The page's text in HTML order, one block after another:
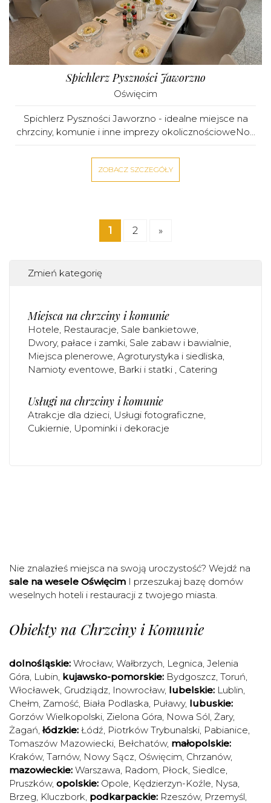
Spichlerz Pyszności Jaworzno
Oświęcim
Spichlerz Pyszności Jaworzno - idealne miejsce na
chrzciny, komunie i inne imprezy okolicznościoweNo...
ZOBACZ SZCZEGÓŁY
1 2 »
Zmień kategorię
Miejsca na chrzciny i komunie
Hotele Restauracje Sale bankietowe
Dwory, pałace i zamki Sale zabaw i bawialnie
Miejsca plenerowe Agroturystyka i siedliska
Namioty eventowe Barki i statki Catering
Usługi na chrzciny i komunie
Atrakcje dla dzieci Usługi fotograficzne
Cukiernie Upominki i dekoracje
Nie znalazłeś miejsca na swoją uroczystość? Wejdź na
sale na wesele Oświęcim I przeszukaj bazę domów
weselnych hoteli i restauracji z twojego miasta.
Obiekty na Chrzciny i Komunie
dolnośląskie: Wrocław, Wałbrzych, Legnica, Jelenia
Góra, Lubin, kujawsko-pomorskie: Bydgoszcz, Toruń,
Włocławek, Grudziądz, Inowrocław, lubelskie: Lublin,
Chełm, Zamość, Biała Podlaska, Puławy, lubuskie:
Gorzów Wielkopolski, Zielona Góra, Nowa Sól, Żary,
Żagań, łódzkie: Łódź, Piotrków Trybunalski, Pabianice,
Tomaszów Mazowiecki, Bełchatów, małopolskie:
Kraków, Tarnów, Nowy Sącz, Oświęcim, Chrzanów,
mazowieckie: Warszawa, Radom, Płock, Siedlce,
Pruszków, opolskie: Opole, Kędzierzyn-Koźle, Nysa,
Brzeg, Kluczbork, podkarpackie: Rzeszów, Przemyśl,